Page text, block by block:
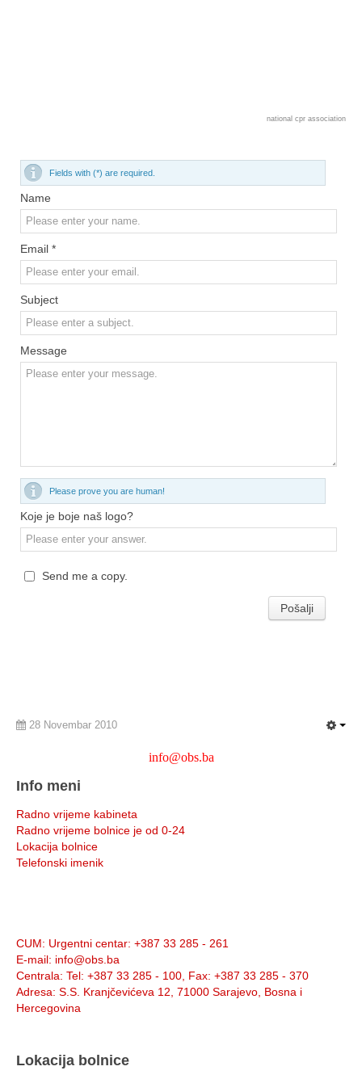
national cpr association
Fields with (*) are required.
Name
Email *
Subject
Message
Please prove you are human!
Koje je boje naš logo?
Send me a copy.
Pošalji
28 Novembar 2010
info@obs.ba
Info meni
Radno vrijeme kabineta
Radno vrijeme bolnice je od 0-24
Lokacija bolnice
Telefonski imenik
CUM: Urgentni centar: +387 33 285 - 261
E-mail: info@obs.ba
Centrala: Tel: +387 33 285 - 100, Fax: +387 33 285 - 370
Adresa: S.S. Kranjčevićeva 12, 71000 Sarajevo, Bosna i
Hercegovina
Lokacija bolnice